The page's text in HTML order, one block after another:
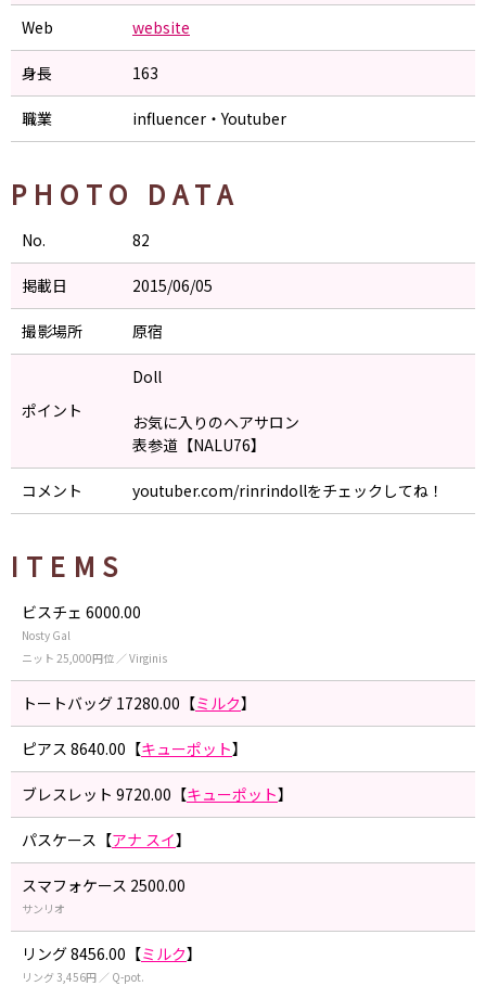
Web website
身長 163
職業 influencer・Youtuber
PHOTO DATA
No. 82
掲載日 2015/06/05
撮影場所 原宿
ポイント
Doll
お気に入りのヘアサロン
表参道【NALU76】
コメント youtuber.com/rinrindollをチェックしてね！
ITEMS
ビスチェ 6000.00
Nosty Gal
ニット 25,000円位 ／ Virginis
トートバッグ 17280.00【ミルク】
ピアス 8640.00【キューポット】
ブレスレット 9720.00【キューポット】
パスケース【アナ スイ】
スマフォケース 2500.00
サンリオ
リング 8456.00【ミルク】
リング 3,456円 ／ Q-pot.